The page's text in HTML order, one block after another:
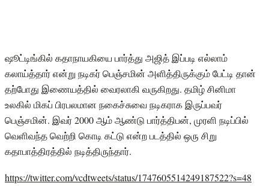
ஷூட்டிங்கில் கதாநாயகியை பார்த்து அஜித் இப்படி எல்லாம்
கலாய்த்தார் என்று நடிகர் பெஞ்சமின் அளித்திருக்கும் பேட்டி தான்
தற்போது இணையத்தில் வைரலாகி வருகிறது. தமிழ் சினிமா
உலகில் மிகப் பிரபலமான நகைச்சுவை நடிகராக இருப்பவர்
பெஞ்சமின். இவர் 2000 ஆம் ஆண்டு பார்த்திபன், முரளி நடிப்பில்
வெளிவந்த வெற்றி கொடி கட்டு என்ற படத்தில் ஒரு சிறு
கதாபாத்திரத்தில் நடித்திருந்தார்.
https://twitter.com/vcdtweets/status/1747605514249187522?s=48